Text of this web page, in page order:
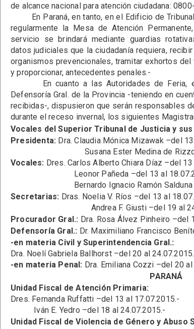
de alcance nacional para atención ciudadana:
En Paraná, en tanto, en el Edificio de
regularmente la Mesa de Atención
servicio se brindará mediante guardias
datos judiciales que la ciudadanía requiera,
organismos prevencionales, tramitar exhortos
y proporcionar, antecedentes penales.-
En cuanto a las Autoridades de Feria, el
Defensoría Gral. de la Provincia -teniendo en
recibidas-, dispusieron que serán responsables
durante el receso invernal, los siguientes
Vocales del Superior Tribunal de Justicia y sus
Presidenta: Dra. Claudia Mónica Mizawak –del
Susana Ester Medina de Rizzo –del
Vocales: Dres. Carlos Alberto Chiara Díaz –del
Leonor Pañeda –del 13 al
Bernardo Ignacio Ramón Salduna
Secretarias: Dras. Noelia V. Ríos –del 13 al
Andrea F. Giusti –del 19 al
Procurador Gral.: Dra. Rosa Álvez Pinheiro –del
Defensoría Gral.: Dr. Maximiliano Francisco
-en materia Civil y Superintendencia Gral.:
Dra. Noelí Gabriela Ballhorst –del 20 al
-en materia Penal: Dra. Emiliana Cozzi –del 20
PARANÁ
Unidad Fiscal de Atención Primaria:
Dres. Fernanda Ruffatti –del 13 al 17.07.2015.-
Iván E. Yedro –del 18 al 24.07.2015.-
Unidad Fiscal de Violencia de Género y Abuso